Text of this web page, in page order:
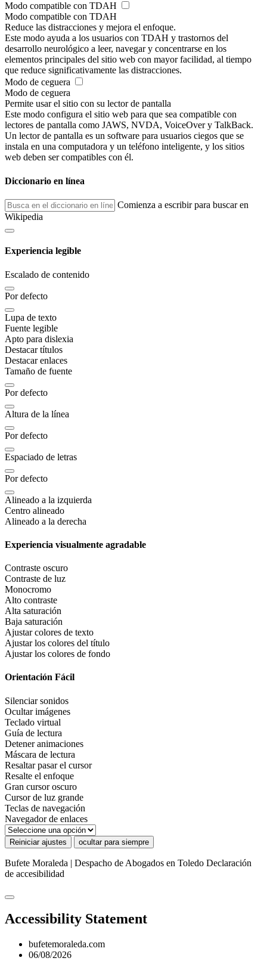
Modo compatible con TDAH
Modo compatible con TDAH
Reduce las distracciones y mejora el enfoque.
Este modo ayuda a los usuarios con TDAH y trastornos del
desarrollo neurológico a leer, navegar y concentrarse en los
elementos principales del sitio web con mayor facilidad, al tiempo
que reduce significativamente las distracciones.
Modo de ceguera
Modo de ceguera
Permite usar el sitio con su lector de pantalla
Este modo configura el sitio web para que sea compatible con
lectores de pantalla como JAWS, NVDA, VoiceOver y TalkBack.
Un lector de pantalla es un software para usuarios ciegos que se
instala en una computadora y un teléfono inteligente, y los sitios
web deben ser compatibles con él.
Diccionario en línea
Comienza a escribir para buscar en
Wikipedia
Experiencia legible
Escalado de contenido
Por defecto
Lupa de texto
Fuente legible
Apto para dislexia
Destacar títulos
Destacar enlaces
Tamaño de fuente
Por defecto
Altura de la línea
Por defecto
Espaciado de letras
Por defecto
Alineado a la izquierda
Centro alineado
Alineado a la derecha
Experiencia visualmente agradable
Contraste oscuro
Contraste de luz
Monocromo
Alto contraste
Alta saturación
Baja saturación
Ajustar colores de texto
Ajustar los colores del título
Ajustar los colores de fondo
Orientación Fácil
Silenciar sonidos
Ocultar imágenes
Teclado virtual
Guía de lectura
Detener animaciones
Máscara de lectura
Resaltar pasar el cursor
Resalte el enfoque
Gran cursor oscuro
Cursor de luz grande
Teclas de navegación
Navegador de enlaces
Reiniciar ajustes ocultar para siempre
Bufete Moraleda | Despacho de Abogados en Toledo Declaración
de accesibilidad
Accessibility Statement
bufetemoraleda.com
06/08/2026